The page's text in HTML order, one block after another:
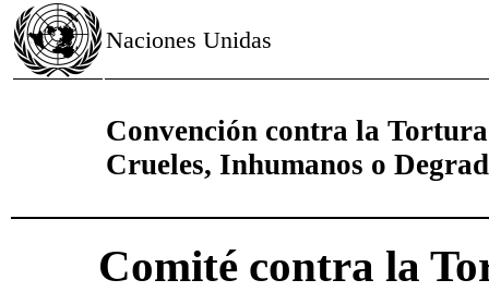
Naciones Unidas
Convención contra la
Crueles, Inhumanos o
Comité contra la